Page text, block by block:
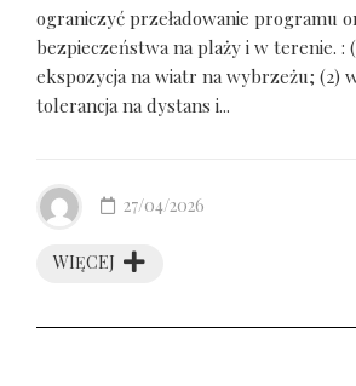
ograniczyć przeładowanie programu
bezpieczeństwa na plaży i w terenie. :
ekspozycja na wiatr na wybrzeżu; (2)
tolerancja na dystans i...
WIĘCEJ
27/04/2026